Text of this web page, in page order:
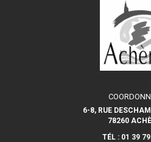
6-8, RUE
78260
TÉL : 01 39